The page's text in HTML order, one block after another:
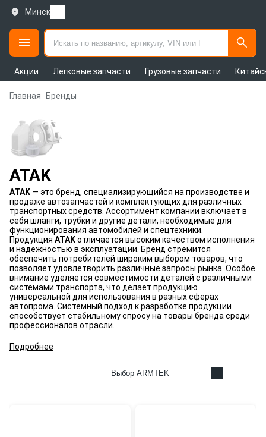
Минск
Акции Легковые запчасти Грузовые запчасти
Главная Бренды
ATAK
ATAK — это бренд, специализирующийся на производстве и
продаже автозапчастей и комплектующих для различных
транспортных средств. Ассортимент компании включает в
себя шланги, трубки и другие детали, необходимые для
функционирования автомобилей и спецтехники.
Продукция ATAKотличается высоким качеством исполнения
и надежностью в эксплуатации. Бренд стремится
обеспечить потребителей широким выбором товаров, что
позволяет удовлетворить различные запросы рынка. Особое
внимание уделяется совместимости деталей с различными
системами транспорта, что делает продукцию
универсальной для использования в разных сферах
автопрома. Системный подход к разработке продукции
способствует стабильному спросу на товары бренда среди
профессионалов отрасли.
Подробнее
Выбор ARMTEK